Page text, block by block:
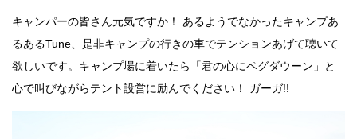
キャンパーの皆さん元気ですか！ あるようでなかったキャンプあ
るあるTune、是非キャンプの行きの車でテンションあげて聴いて
欲しいです。キャンプ場に着いたら「君の心にペグダウーン」と
心で叫びながらテント設営に励んでください！ ガーガ!!